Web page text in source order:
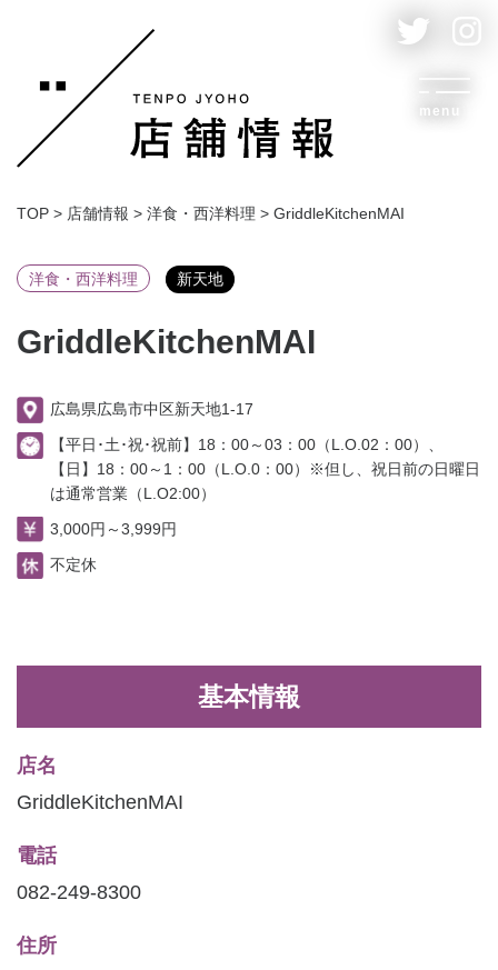
menu
TOP > 店舗情報 > 洋食・西洋料理 > GriddleKitchenMAI
洋食・西洋料理 新天地
GriddleKitchenMAI
広島県広島市中区新天地1-17
【平日･土･祝･祝前】18：00～03：00（L.O.02：00）、
【日】18：00～1：00（L.O.0：00）※但し、祝日前の日曜日
は通常営業（L.O2:00）
3,000円～3,999円
不定休
基本情報
店名
GriddleKitchenMAI
電話
082-249-8300
住所